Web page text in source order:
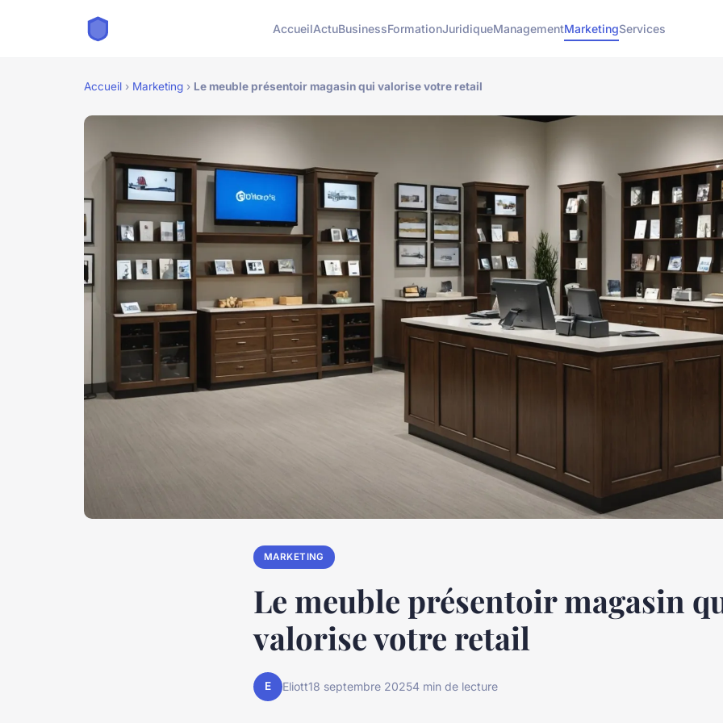
AccueilActuBusinessFormationJuridiqueManagementMarketingServices
Accueil › Marketing › Le meuble présentoir magasin qui valorise votre retail
MARKETING
Le meuble présentoir magasin
valorise votre retail
E Eliott18 septembre 20254 min de lecture